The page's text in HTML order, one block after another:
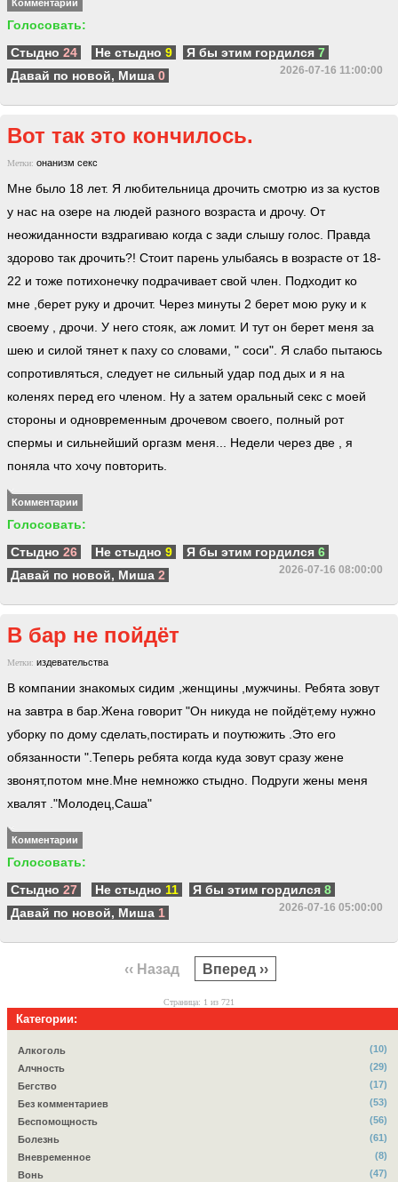
Комментарии
Голосовать:
Стыдно 24 Не стыдно 9 Я бы этим гордился 7
Давай по новой, Миша 0 2026-07-16 11:00:00
Вот так это кончилось.
Метки: онанизм секс
Мне было 18 лет. Я любительница дрочить смотрю из за кустов
у нас на озере на людей разного возраста и дрочу. От
неожиданности вздрагиваю когда с зади слышу голос. Правда
здорово так дрочить?! Стоит парень улыбаясь в возрасте от 18-
22 и тоже потихонечку подрачивает свой член. Подходит ко
мне ,берет руку и дрочит. Через минуты 2 берет мою руку и к
своему , дрочи. У него стояк, аж ломит. И тут он берет меня за
шею и силой тянет к паху со словами, " соси". Я слабо пытаюсь
сопротивляться, следует не сильный удар под дых и я на
коленях перед его членом. Ну а затем оральный секс с моей
стороны и одновременным дрочевом своего, полный рот
спермы и сильнейший оргазм меня... Недели через две , я
поняла что хочу повторить.
Комментарии
Голосовать:
Стыдно 26 Не стыдно 9 Я бы этим гордился 6
Давай по новой, Миша 2 2026-07-16 08:00:00
В бар не пойдёт
Метки: издевательства
В компании знакомых сидим ,женщины ,мужчины. Ребята зовут
на завтра в бар.Жена говорит "Он никуда не пойдёт,ему нужно
уборку по дому сделать,постирать и поутюжить .Это его
обязанности ".Теперь ребята когда куда зовут сразу жене
звонят,потом мне.Мне немножко стыдно. Подруги жены меня
хвалят ."Молодец,Саша"
Комментарии
Голосовать:
Стыдно 27 Не стыдно 11 Я бы этим гордился 8
Давай по новой, Миша 1 2026-07-16 05:00:00
‹‹ Назад Вперед ››
Страница: 1 из 721
Категории:
Алкоголь
(10)
Алчность
(29)
Бегство
(17)
Без комментариев
(53)
Беспомощность
(56)
Болезнь
(61)
Вневременное
(8)
Вонь
(47)